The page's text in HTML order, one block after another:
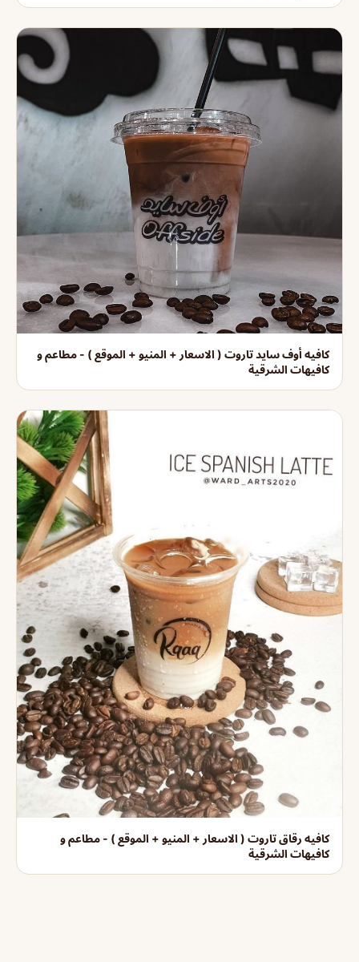
كافيه أوف سايد تاروت ( الاسعار + المنيو + الموقع ) - مطاعم و
كافيهات الشرقية
كافيه رقاق تاروت ( الاسعار + المنيو + الموقع ) - مطاعم و
كافيهات الشرقية